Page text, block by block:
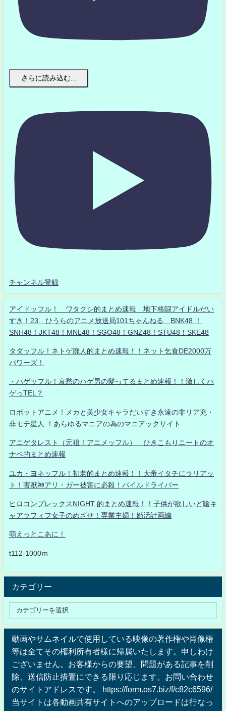
さらに読み込む...
チャンネル登録
アイドッフル！ ワタクシ的まとめ速報 地下格闘アイドルだい
すき！23 ひうらのアニメ放送局101ちゃんねる BNK48 ！
SNH48！JKT48！MNL48！SGO48！GNZ48！STU48！SKE48
タダッフル！ネトゲ廃人的まとめ速報！！ネット乞食DE2000万
パワーズ！
・ハゲッフル！哀愁のハゲ男の髪ってるまとめ速報！！激しくハ
ゲっTEL？
ロボットアニメ！メカと美少女キャラだいすき永遠の非リア充・
非モテ星人 ！あらゆるマニアの為のマニアックサイト
アニゲタレスト（元祖！アニメッフル） ひきこもりニートのオ
ナベ的まとめ速報
ユカ・ヨネッフル！初老的まとめ速報！！大帝イタチにラリアッ
ト！害獣神アリ・ガー被害に必殺！パイルドライバー
ヒロコンプレックスNIGHT 的まとめ速報！！子供が欲しいど陰キ
ャアラフィフ女子のめざせ！専業主婦！婚活計画編
萌えっとこあに！
t112-1000ｍ
カテゴリー
動画やサムネイルで使用している映像の著作権や肖像権
等は全てその権利所有者様に帰属いたします。申しわけ
ございません。お客様からの要望、問題がある記事を削
除、送信防止措置にできる限り応じます。お問い合わせ
のサイトアドレスです。 https://form.os7.biz/f/c82c6596/
当サイトは各動画共有サイトへのアップロードは行なっ